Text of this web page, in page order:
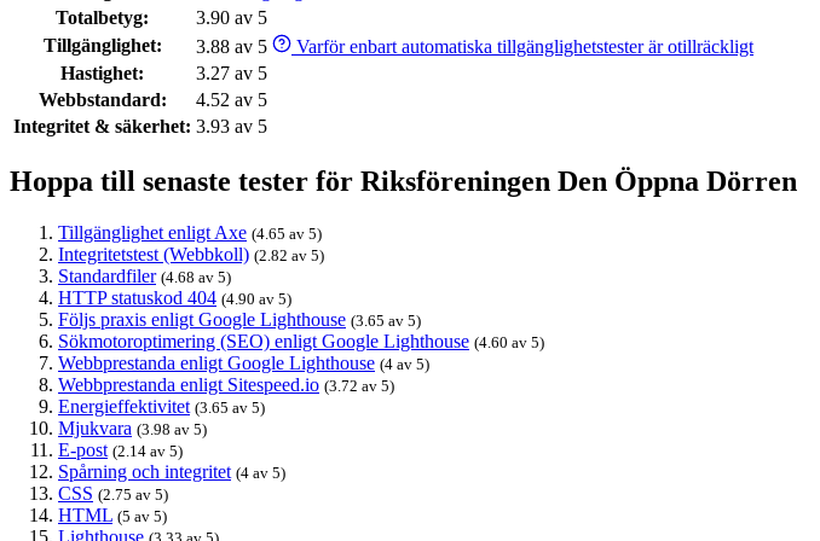
Totalbetyg:
3.90 av 5
Tillgänglighet:
3.88 av 5
Varför enbart automatiska tillgänglighetstester är otillräckligt
Hastighet:
3.27 av 5
Webbstandard:
4.52 av 5
Integritet & säkerhet: 3.93 av 5
Hoppa till senaste tester för Riksföreningen Den Öppna Dörren
Tillgänglighet enligt Axe (4.65 av 5)
Integritetstest (Webbkoll) (2.82 av 5)
Standardfiler (4.68 av 5)
HTTP statuskod 404 (4.90 av 5)
Följs praxis enligt Google Lighthouse (3.65 av 5)
Sökmotoroptimering (SEO) enligt Google Lighthouse (4.60 av 5)
Webbprestanda enligt Google Lighthouse (4 av 5)
Webbprestanda enligt Sitespeed.io (3.72 av 5)
Energieffektivitet (3.65 av 5)
Mjukvara (3.98 av 5)
E-post (2.14 av 5)
Spårning och integritet (4 av 5)
CSS (2.75 av 5)
HTML (5 av 5)
Lighthouse